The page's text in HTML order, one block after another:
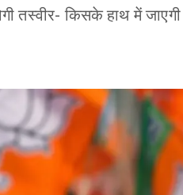
तस्वीर- किसके हाथ में